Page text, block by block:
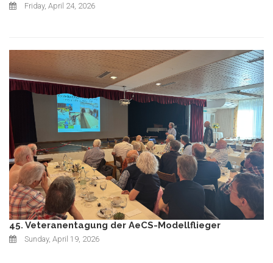
Friday, April 24, 2026
45. Veteranentagung der AeCS-Modellflieger
Sunday, April 19, 2026